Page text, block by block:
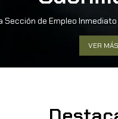
Sección de Empleo
VER MÁS